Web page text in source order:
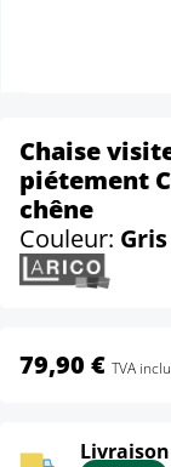
Chaise
piétement
chêne
Couleur: Gris
79,90 € TVA